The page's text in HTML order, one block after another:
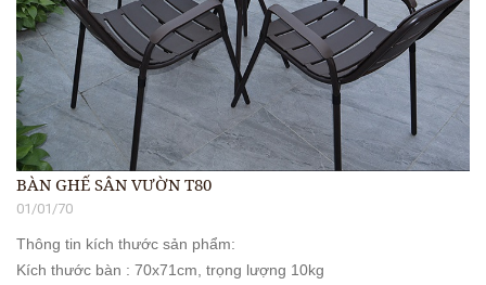
BÀN GHẾ SÂN VƯỜN T80
01/01/70
Thông tin kích thước sản phẩm:
Kích thước bàn : 70x71cm, trọng lượng 10kg